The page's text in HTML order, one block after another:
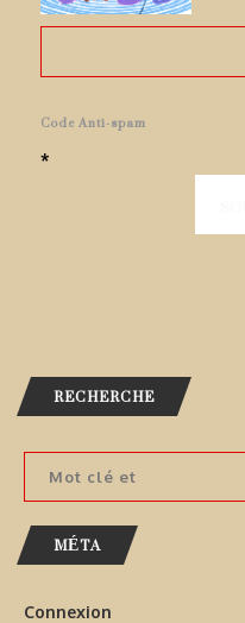
Code Anti-spam
*
RECHERCHE
MÉTA
Connexion